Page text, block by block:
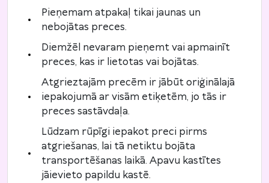
Pieņemam atpakaļ tikai jaunas un
nebojātas preces.
Diemžēl nevaram pieņemt vai apmainīt
preces, kas ir lietotas vai bojātas.
Atgrieztajām precēm ir jābūt oriģinālajā
iepakojumā ar visām etiķetēm, jo tās ir
preces sastāvdaļa.
Lūdzam rūpīgi iepakot preci pirms
atgriešanas, lai tā netiktu bojāta
transportēšanas laikā. Apavu kastītes
jāievieto papildu kastē.